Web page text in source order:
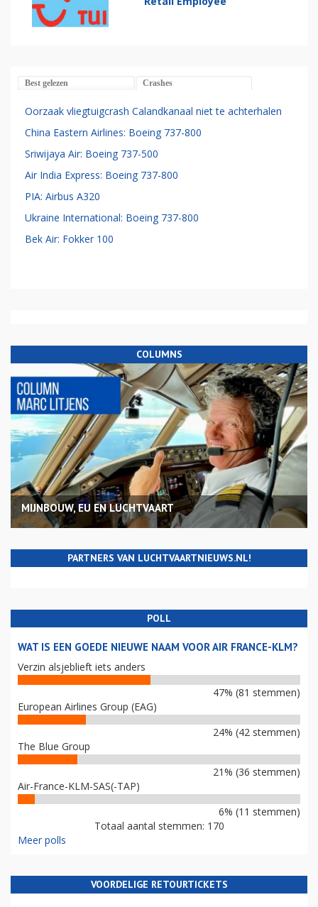
Best gelezen Crashes
Oorzaak vliegtuigcrash Calandkanaal niet te achterhalen
China Eastern Airlines: Boeing 737-800
Sriwijaya Air: Boeing 737-500
Air India Express: Boeing 737-800
PIA: Airbus A320
Ukraine International: Boeing 737-800
Bek Air: Fokker 100
COLUMNS
MIJNBOUW, EU EN LUCHTVAART
PARTNERS VAN LUCHTVAARTNIEUWS.NL!
POLL
WAT IS EEN GOEDE NIEUWE NAAM VOOR AIR FRANCE-KLM?
Verzin alsjeblieft iets anders
47% (81 stemmen)
European Airlines Group (EAG)
24% (42 stemmen)
The Blue Group
21% (36 stemmen)
Air-France-KLM-SAS(-TAP)
6% (11 stemmen)
Totaal aantal stemmen: 170
Meer polls
VOORDELIGE RETOURTICKETS